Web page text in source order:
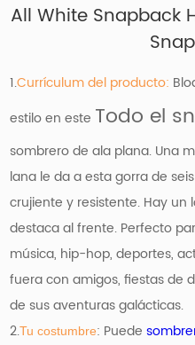
All White Snapback
1.Currículum del producto:
estilo en este Todo el
sombrero de ala plana. Una
lana le da a esta gorra de
crujiente y resistente. Hay
destaca al frente. Perfecto
música, hip-hop, deportes,
fuera con amigos, fiestas de
de sus aventuras galácticas.
2.Tu costumbre: Puede